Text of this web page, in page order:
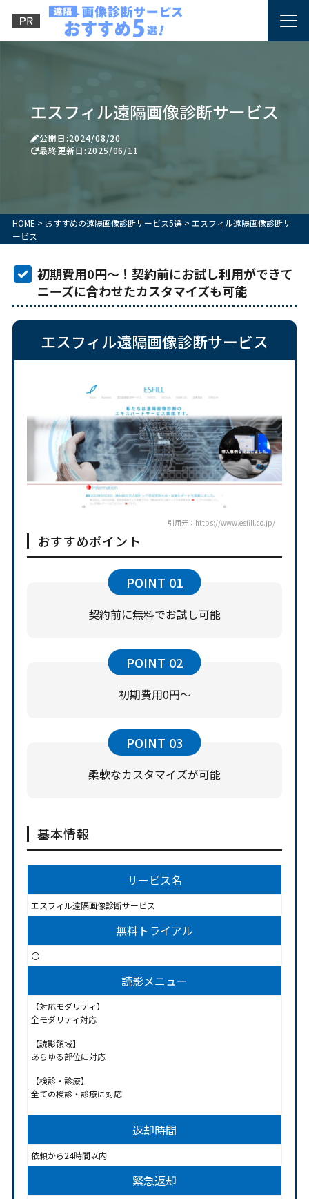
エスフィル遠隔画像診断サービス
公開日:2024/08/20
最終更新日:2025/06/11
HOME > おすすめの遠隔画像診断サービス5選> エスフィル遠隔画像診断サ
ービス
初期費用0円～！契約前にお試し利用ができて
ニーズに合わせたカスタマイズも可能
エスフィル遠隔画像診断サービス
引用元：https://www.esfill.co.jp/
おすすめポイント
POINT 01
契約前に無料でお試し可能
POINT 02
初期費用0円～
POINT 03
柔軟なカスタマイズが可能
基本情報
サービス名
エスフィル遠隔画像診断サービス
無料トライアル
〇
読影メニュー
【対応モダリティ】
全モダリティ対応
【読影領域】
あらゆる部位に対応
【検診・診療】
全ての検診・診療に対応
返却時間
依頼から24時間以内
緊急返却